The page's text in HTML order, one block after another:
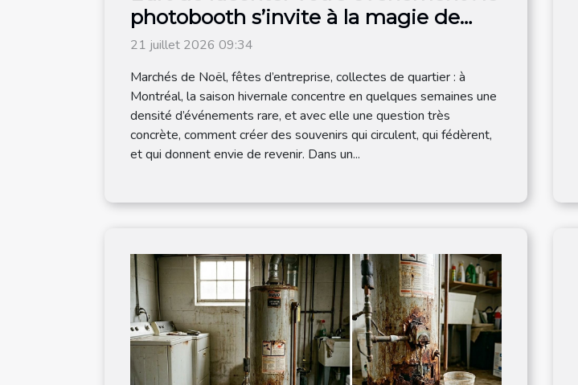
photobooth s’invite à la magie de
noël
21 juillet 2026 09:34
Marchés de Noël, fêtes d’entreprise, collectes de quartier : à
Montréal, la saison hivernale concentre en quelques semaines une
densité d’événements rare, et avec elle une question très
concrète, comment créer des souvenirs qui circulent, qui fédèrent,
et qui donnent envie de revenir. Dans un...